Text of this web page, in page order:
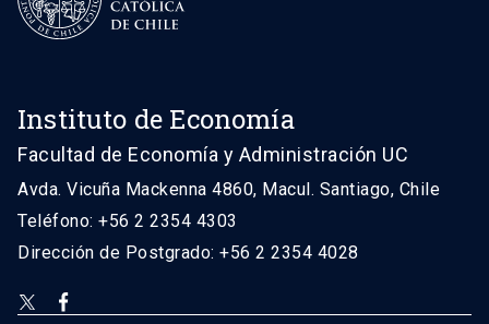
Instituto de Economía
Facultad de Economía y Administración UC
Avda. Vicuña Mackenna 4860, Macul. Santiago, Chile
Teléfono: +56 2 2354 4303
Dirección de Postgrado: +56 2 2354 4028